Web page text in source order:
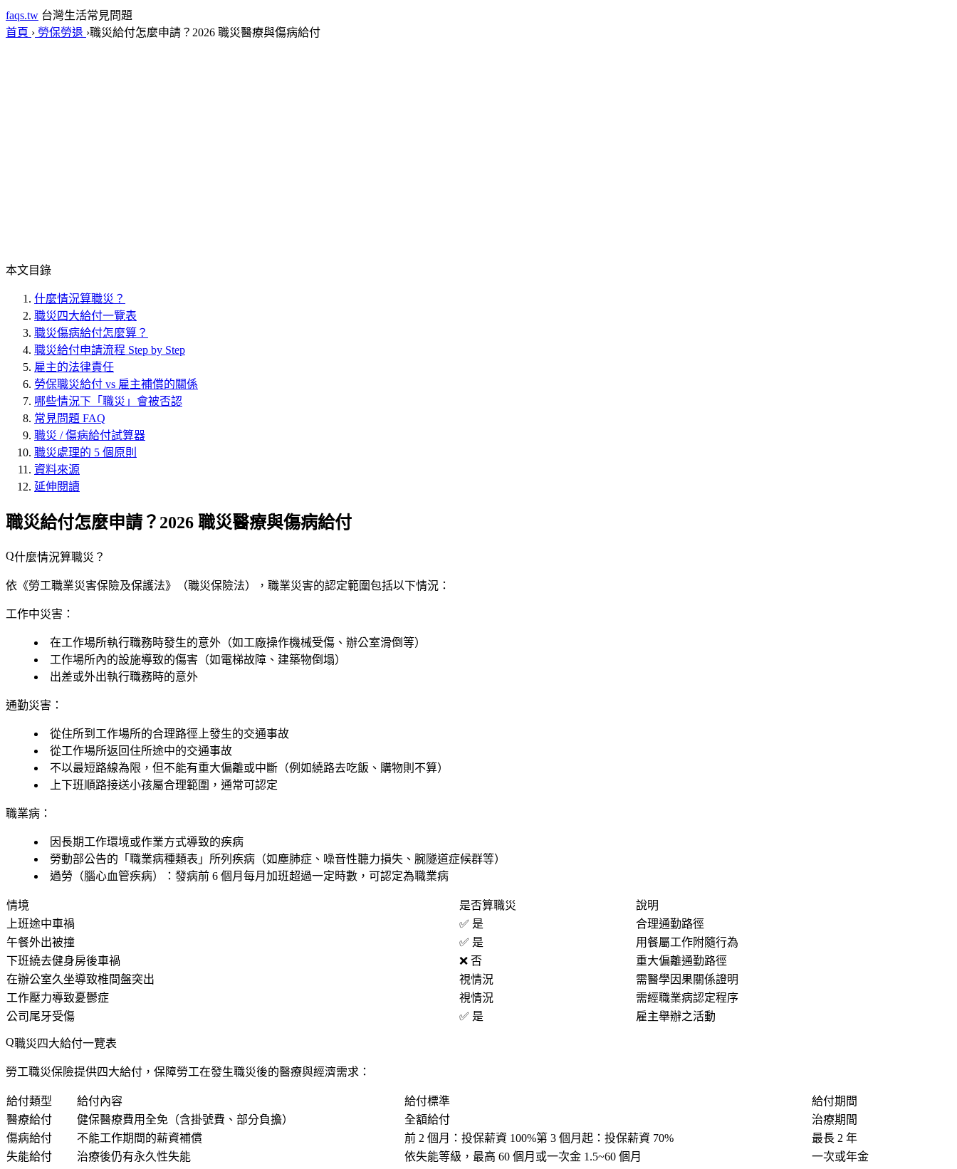
faqs.tw 台灣生活常見問題
首頁 › 勞保勞退 ›職災給付怎麼申請？2026 職災醫療與傷病給付
本文目錄
什麼情況算職災？
職災四大給付一覽表
職災傷病給付怎麼算？
職災給付申請流程 Step by Step
雇主的法律責任
勞保職災給付 vs 雇主補償的關係
哪些情況下「職災」會被否認
常見問題 FAQ
職災 / 傷病給付試算器
職災處理的 5 個原則
資料來源
延伸閱讀
職災給付怎麼申請？2026 職災醫療與傷病給付
什麼情況算職災？
依《勞工職業災害保險及保護法》（職災保險法），職業災害的認定範圍包括以下情況：
工作中災害：
在工作場所執行職務時發生的意外（如工廠操作機械受傷、辦公室滑倒等）
工作場所內的設施導致的傷害（如電梯故障、建築物倒塌）
出差或外出執行職務時的意外
通勤災害：
從住所到工作場所的合理路徑 上發生的交通事故
從工作場所返回住所途中的交通事故
不以最短路線為限，但不能有重大偏離或中斷 （例如繞路去吃飯、購物則不算）
上下班順路接送小孩屬合理範圍，通常可認定
職業病：
因長期工作環境或作業方式導致的疾病
勞動部公告的「職業病種類表」所列疾病（如塵肺症、噪音性聽力損失、腕隧道症候群等）
過勞（腦心血管疾病）：發病前 6 個月每月加班超過一定時數，可認定為職業病
情境 是否算職災
說明
上班途中車禍
✅ 是
合理通勤路徑
午餐外出被撞
✅ 是
用餐屬工作附隨行為
下班繞去健身房後車禍
❌ 否
重大偏離通勤路徑
在辦公室久坐導致椎間盤突出
視情況
需醫學因果關係證明
工作壓力導致憂鬱症
視情況
需經職業病認定程序
公司尾牙受傷
✅ 是 雇主舉辦之活動
職災四大給付一覽表
勞工職災保險提供四大給付，保障勞工在發生職災後的醫療與經濟需求：
給付類型 給付內容 給付標準
給付期間
醫療給付
健保醫療費用全免（含掛號費、部分負擔） 全額給付
治療期間
傷病給付
不能工作期間的薪資補償 前 2 個月：投保薪資 100%第 3 個月起：投保薪資 70%
最長 2 年
失能給付
治療後仍有永久性失能 依失能等級，最高 60 個月或一次金 1.5~60 個月
一次或年金